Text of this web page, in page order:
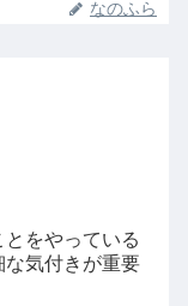
なのふら
をやっている
な気付きが重要